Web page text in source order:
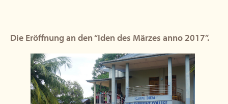
Die Eröffnung an den “Iden des Märzes anno 2017”.